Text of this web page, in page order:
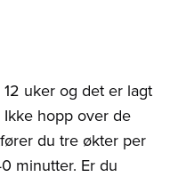
uker og det er lagt
hopp over de
du tre økter per
minutter. Er du